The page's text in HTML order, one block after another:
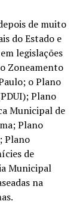
de muito
do Estado e
legislações
Zoneamento
o Plano
Plano
Municipal de
Plano
Plano
de
Municipal
na